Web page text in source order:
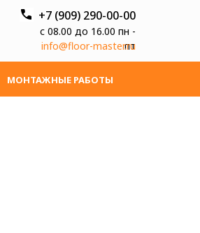
с 08.00 до 16.00 пн -
пт
+7 (909) 290-00-00
info@floor-master.ru
МОНТАЖНЫЕ РАБОТЫ